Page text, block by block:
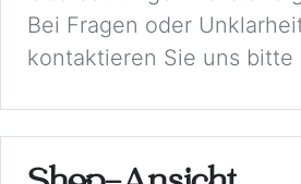
Bei Fragen oder
kontaktieren Sie uns bitte